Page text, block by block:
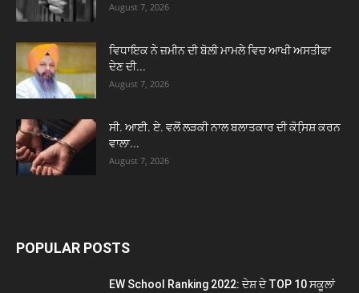
August 7, 2026
ਵਿਧਾਇਕ ਨੇ ਜ਼ਮੀਨ ਦੀ ਬੋਲੀ ਮਾਮਲੇ ਵਿਚ ਆਖੀ ਅਸਤੀਫਾ
ਦੇਣ ਦੀ...
August 7, 2026
ਸੀ. ਆਈ. ਏ. ਵਲੋਂ ਲੜਕੀ ਨਾਲ ਬਲਾਤਕਾਰ ਦੀ ਕੋਸਿ਼ਸ਼ ਕਰਨ
ਵਾਲਾ...
August 7, 2026
POPULAR POSTS
EW School Ranking 2022: ਦੇਸ਼ ਦੇ TOP 10 ਸਕੂਲਾਂ